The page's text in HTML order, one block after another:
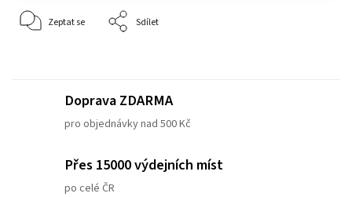
Zeptat se Sdílet
Doprava ZDARMA
pro objednávky nad 500 Kč
Přes 15000 výdejních míst
po celé ČR